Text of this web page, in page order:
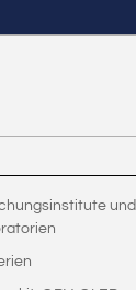
und